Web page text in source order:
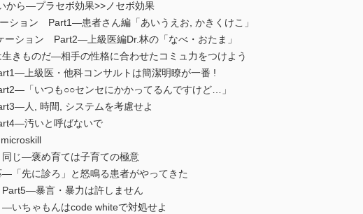
ら―プラセボ効果>>ノセボ効果
ション Part1―患者さん編「あいうえお, かきくけこ」
ション Part2―上級医編Dr.林の「なべ・おたま」
きものだ―相手の性格に合わせたコミュ力をつけよう
上級医・他科コンサルトは簡潔明瞭が一番 !
「いつも○○センセにかかってるんですけど…」
人, 時間, システムを考慮せよ
汚いと呼ばないで
じ―褒め育ては子育ての極意
「先に診ろ」と怒鳴る患者がやってきた
暴言・暴力は許しません
いちゃもんはcode whiteで対処せよ